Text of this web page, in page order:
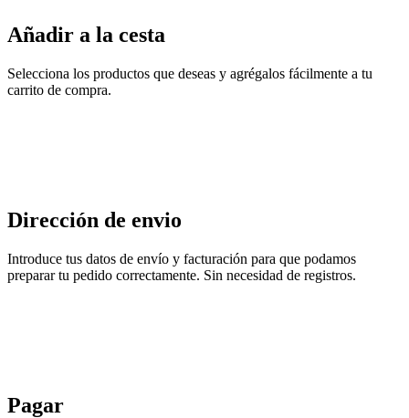
Añadir a la cesta
Selecciona los productos que deseas y agrégalos fácilmente a tu
carrito de compra.
Dirección de envio
Introduce tus datos de envío y facturación para que podamos
preparar tu pedido correctamente. Sin necesidad de registros.
Pagar